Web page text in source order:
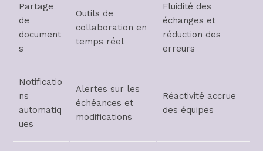
Partage
de
document
s
Outils de
collaboration en
temps réel
Fluidité des
échanges et
réduction des
erreurs
Notificatio
ns
automatiq
ues
Alertes sur les
échéances et
modifications
Réactivité accrue
des équipes